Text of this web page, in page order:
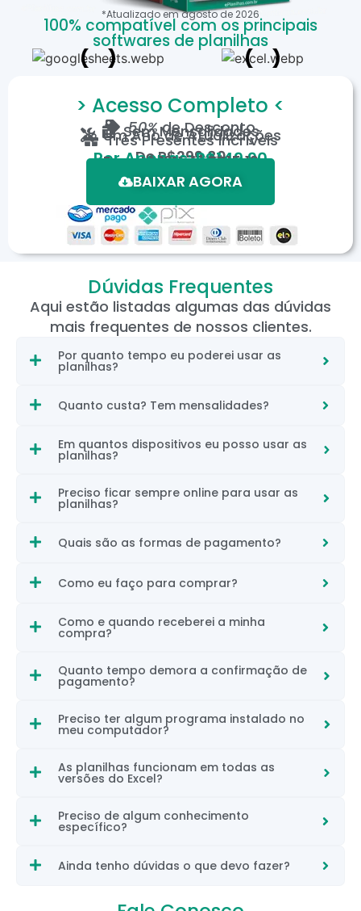
*Atualizado emagostode 2026
100% compatível com os principais
softwares de planilhas
> Acesso Completo <
50%de Desconto
Sem Mensalidades
Um Ano de Atualizações
Três Presentes Incríveis
DeR$299,80
Por Apenas: R$149,90
Em até 12X de R$15,19
*Oferta válida por tempo limitado.
BAIXAR AGORA
Dúvidas Frequentes
Aqui estão listadas algumas das dúvidas
mais frequentes de nossos clientes.
Por quanto tempo eu poderei usar as
planilhas?
Quanto custa? Tem mensalidades?
Em quantos dispositivos eu posso usar as
planilhas?
Preciso ficar sempre online para usar as
planilhas?
Quais são as formas de pagamento?
Como eu faço para comprar?
Como e quando receberei a minha
compra?
Quanto tempo demora a confirmação de
pagamento?
Preciso ter algum programa instalado no
meu computador?
As planilhas funcionam em todas as
versões do Excel?
Preciso de algum conhecimento
específico?
Ainda tenho dúvidas o que devo fazer?